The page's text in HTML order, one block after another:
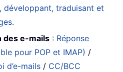
développant, traduisant et
des e-mails : Réponse
pour POP et IMAP) /
d’e-mails / CC/BCC